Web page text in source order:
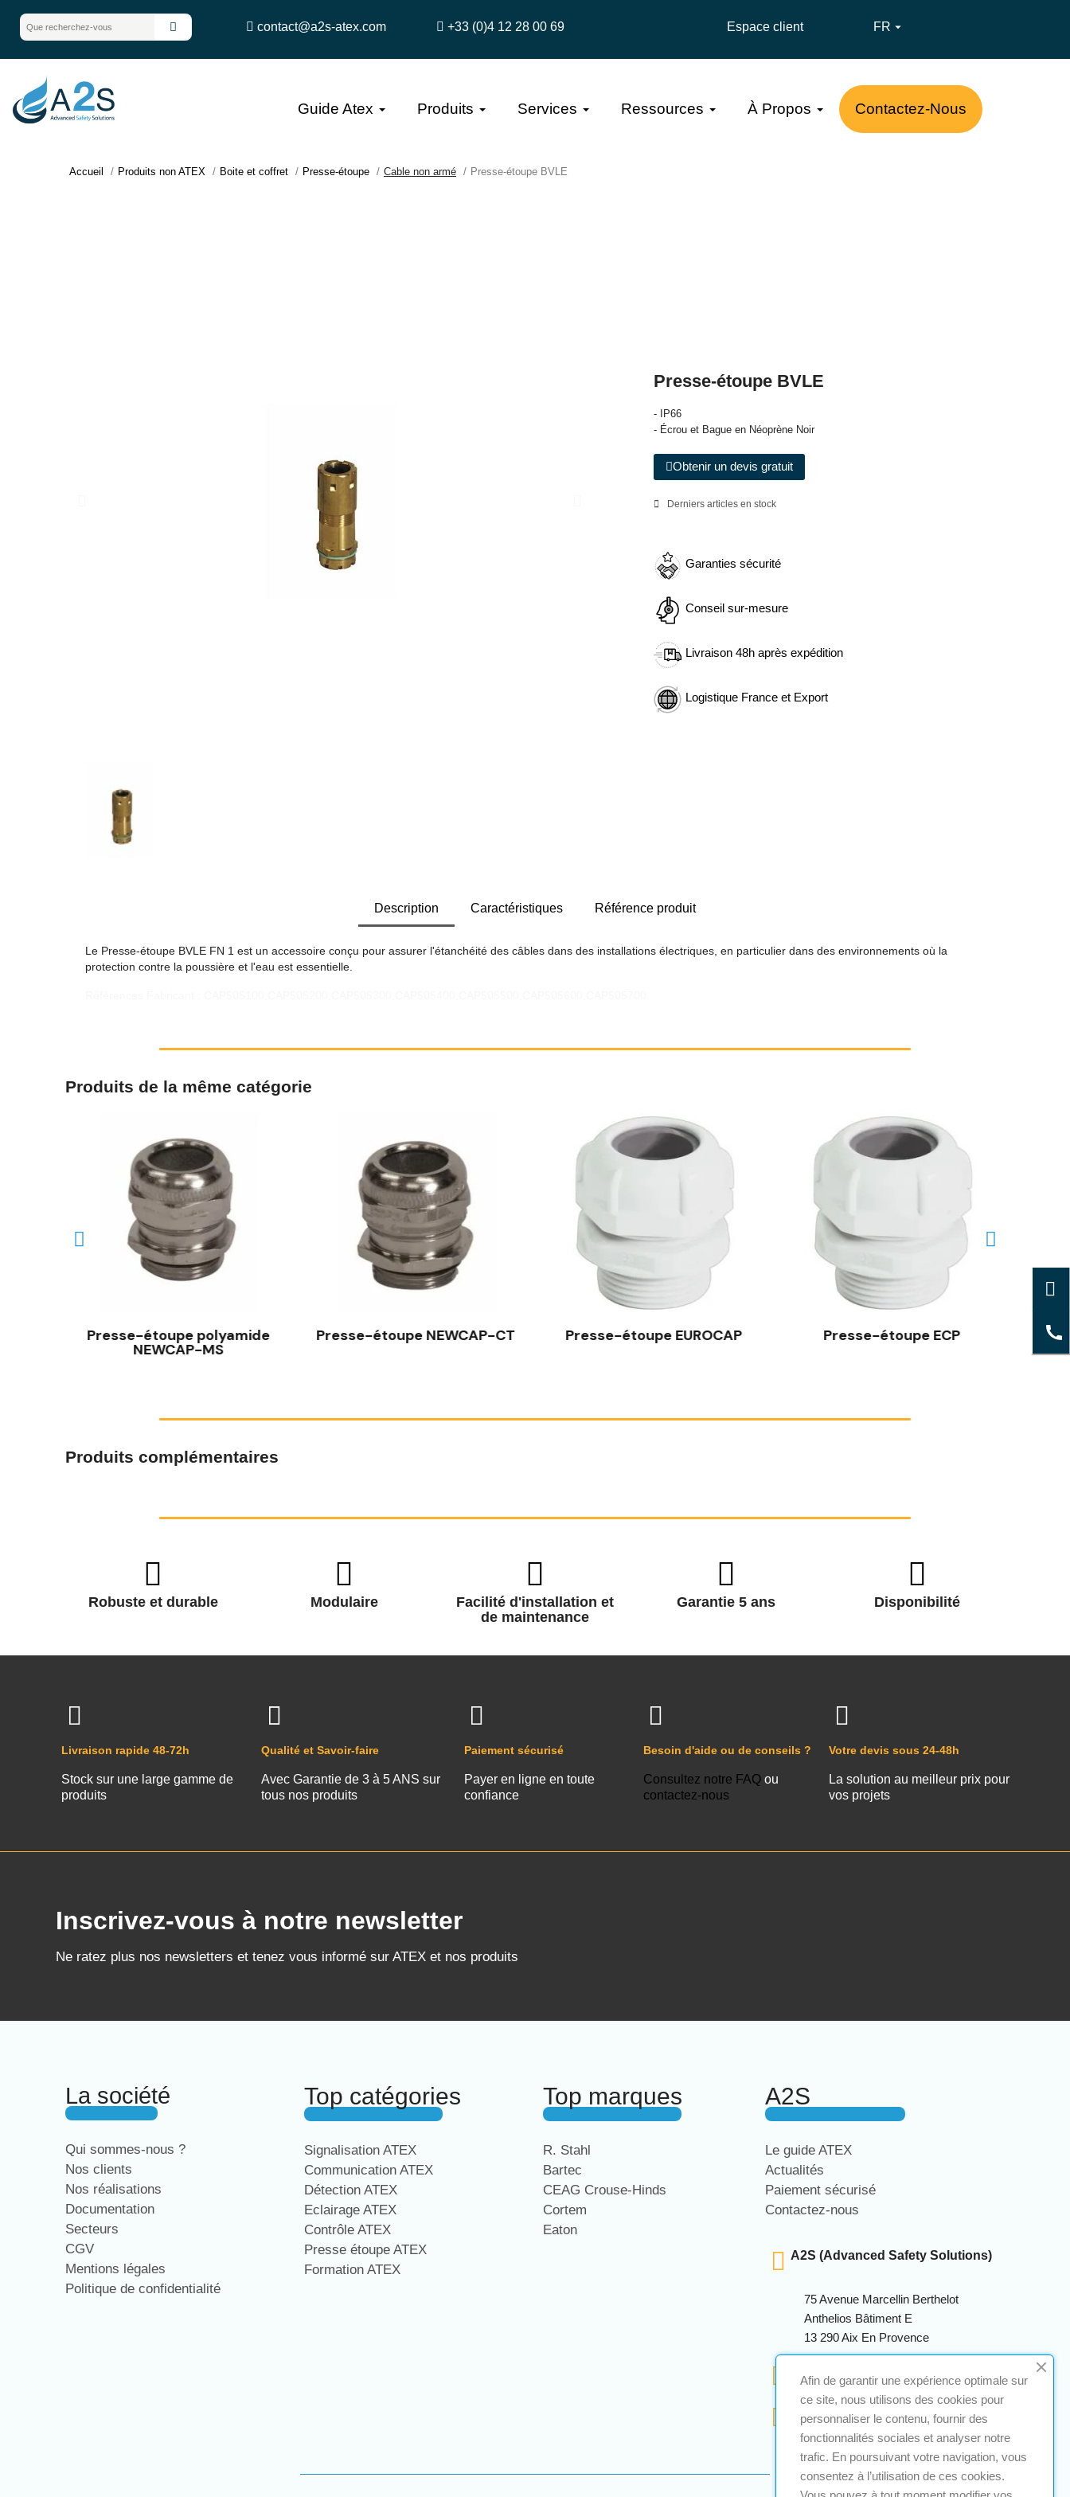
contact@a2s-atex.com +33 (0)4 12 28 00 69 Espace client FR 
Guide Atex Produits Services Ressources À Propos Contactez-Nous
Accueil Produits non ATEX Boite et coffret Presse-étoupe Cable non armé Presse-étoupe BVLE
Presse-étoupe BVLE
- IP66
- Écrou et Bague en Néoprène Noir
Obtenir un devis gratuit
Derniers articles en stock
Garanties sécurité
Conseil sur-mesure
Livraison 48h après expédition
Logistique France et Export
Description Caractéristiques Référence produit
Le Presse-étoupe BVLE FN 1 est un accessoire conçu pour assurer l'étanchéité des câbles dans des installations électriques, en particulier dans des environnements où la
protection contre la poussière et l'eau est essentielle.
Produits de la même catégorie
Presse-étoupe polyamide
NEWCAP-MS
Presse-étoupe NEWCAP-CT Presse-étoupe EUROCAP Presse-étoupe ECP
Produits complémentaires
Robuste et durable Modulaire
Facilité d'installation et
de maintenance
Garantie 5 ans Disponibilité
Livraison rapide 48-72h
Stock sur une large gamme de
produits
Qualité et Savoir-faire
Avec Garantie de 3 à 5 ANS sur
tous nos produits
Paiement sécurisé
Payer en ligne en toute
confiance
Besoin d'aide ou de conseils ?
Consultez notre FAQou
contactez-nous
Votre devis sous 24-48h
La solution au meilleur prix pour
vos projets
Inscrivez-vous à notre newsletter
Ne ratez plus nos newsletters et tenez vous informé sur ATEX et nos produits
La société
Qui sommes-nous ?
Nos clients
Nos réalisations
Documentation
Secteurs
CGV
Mentions légales
Politique de confidentialité
Top catégories
Signalisation ATEX
Communication ATEX
Détection ATEX
Eclairage ATEX
Contrôle ATEX
Presse étoupe ATEX
Formation ATEX
Top marques
R. Stahl
Bartec
CEAG Crouse-Hinds
Cortem
Eaton
A2S
Le guide ATEX
Actualités
Paiement sécurisé
Contactez-nous
A2S (Advanced Safety Solutions)
75 Avenue Marcellin Berthelot
Anthelios Bâtiment E
13 290 Aix En Provence
Afin de garantir une expérience optimale sur
ce site, nous utilisons des cookies pour
personnaliser le contenu, fournir des
fonctionnalités sociales et analyser notre
trafic. En poursuivant votre navigation, vous
consentez à l’utilisation de ces cookies.